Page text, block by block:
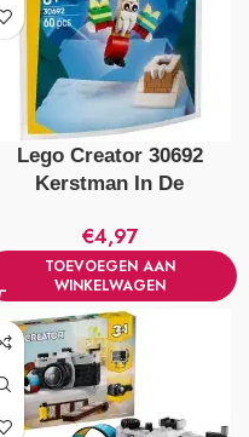
Lego Creator 30692
Kerstman In De
€4,97
TOEVOEGEN AAN
WINKELWAGEN